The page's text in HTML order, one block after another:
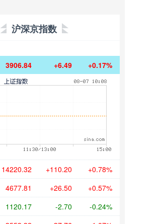
沪深京指数
3907.47 +7.12 +0.18%
14221.55 +111.43 +0.79%
4678.20 +26.89 +0.58%
1120.22 -2.66 -0.24%